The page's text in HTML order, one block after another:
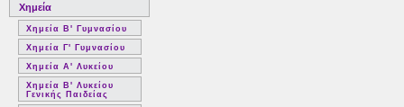
Χημεία
Χημεία Β' Γυμνασίου
Χημεία Γ' Γυμνασίου
Χημεία Α' Λυκείου
Χημεία Β' Λυκείου
Γενικής Παιδείας